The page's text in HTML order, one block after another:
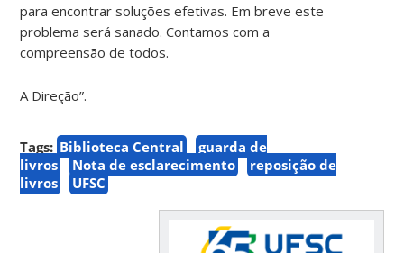
para encontrar soluções efetivas. Em breve este
problema será sanado. Contamos com a
compreensão de todos.
A Direção”.
Tags: Biblioteca Central
guarda de
livros
Nota de esclarecimento
reposição de
livros
UFSC